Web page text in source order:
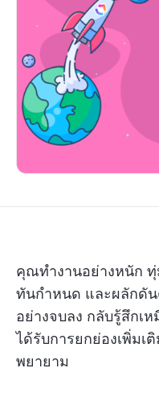
คุณทำงานอย่างหนัก ทุ่
ทันกำหนด และผลักดัน
อย่างจบลง กลับรู้สึกเ
ได้รับการยกย่องเพิ่มเ
พยายาม